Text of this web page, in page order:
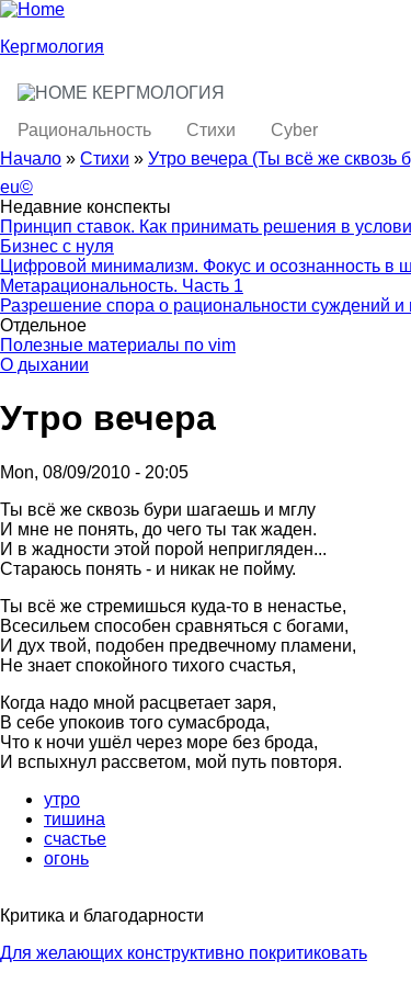
Skip to main content
Skip to search
Кергмология
КЕРГМОЛОГИЯ
toggle
Main menu
Рациональность Стихи Cyber
You are here
Начало » Стихи » Утро вечера (Ты всё же сквозь
eu©
Недавние конспекты
Принцип ставок. Как принимать решения в
Бизнес с нуля
Цифровой минимализм. Фокус и осознанность в
Метарациональность. Часть 1
Разрешение спора о рациональности суждений
Отдельное
Полезные материалы по vim
О дыхании
Утро вечера
Mon, 08/09/2010 - 20:05
Ты всё же сквозь бури шагаешь и мглу
И мне не понять, до чего ты так жаден.
И в жадности этой порой непригляден...
Стараюсь понять - и никак не пойму.
Ты всё же стремишься куда-то в ненастье,
Всесильем способен сравняться с богами,
И дух твой, подобен предвечному пламени,
Не знает спокойного тихого счастья,
Когда надо мной расцветает заря,
В себе упокоив того сумасброда,
Что к ночи ушёл через море без брода,
И вспыхнул рассветом, мой путь повторя.
утро
тишина
счастье
огонь
Критика и благодарности
Для желающих конструктивно покритиковать